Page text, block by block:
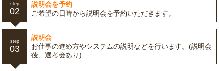
step
02
説明会を予約
ご希望の日時から説明会を予約いただきます。
step
03
説明会
お仕事の進め方やシステムの説明などを行います。(説明会
後、選考会あり)